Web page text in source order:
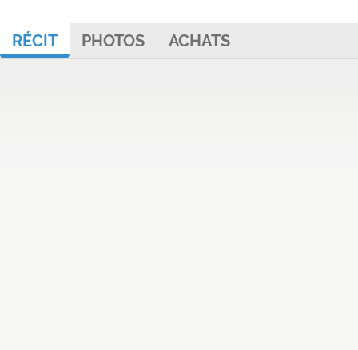
RÉCIT PHOTOS ACHATS